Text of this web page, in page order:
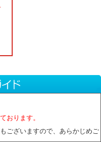
おります。
ございますので、あらかじめご